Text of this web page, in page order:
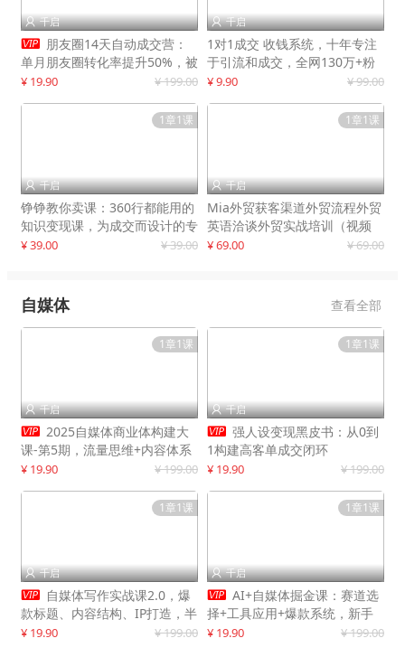
 千启
 朋友圈14天自动成交营：
单月朋友圈转化率提升50%，被
动收入超3万元
¥ 19.90 ¥ 199.00
 千启
1对1成交 收钱系统，十年专注
于引流和成交，全网130万+粉
丝
¥ 9.90 ¥ 99.00
1章1课
 千启
铮铮教你卖课：360行都能用的
知识变现课，为成交而设计的专
属课程
¥ 39.00 ¥ 39.00
1章1课
 千启
Mia外贸获客渠道外贸流程外贸
英语洽谈外贸实战培训（视频
课）价值399元
¥ 69.00 ¥ 69.00
自媒体 查看全部
1章1课
 千启
 2025自媒体商业体构建大
课-第5期，流量思维+内容体系
+变现闭环，打造个人可持续生
¥ 19.90 ¥ 199.00
1章1课
 千启
 强人设变现黑皮书：从0到
1构建高客单成交闭环
¥ 19.90 ¥ 199.00
1章1课
 千启
 自媒体写作实战课2.0，爆
款标题、内容结构、IP打造，半
年复制30万粉月入10万+
¥ 19.90 ¥ 199.00
1章1课
 千启
 AI+自媒体掘金课：赛道选
择+工具应用+爆款系统，新手
快速起步，副业月入8000+
¥ 19.90 ¥ 199.00